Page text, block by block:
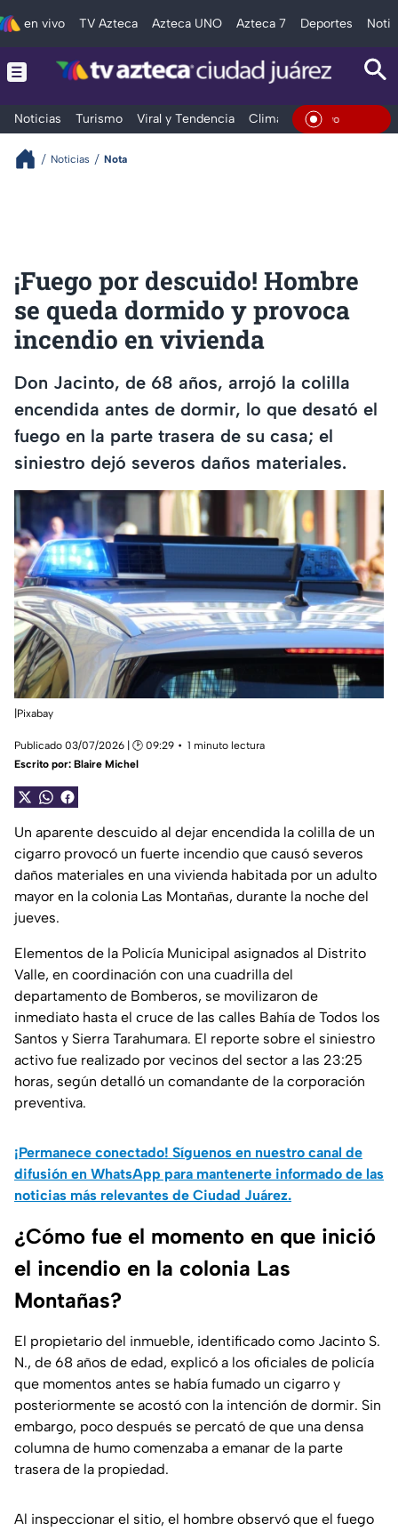
en vivo TV Azteca Azteca UNO Azteca 7 Deportes
Noticias Turismo Viral y Tendencia Clima Deportes En Vivo
Noticias Nota
¡Fuego por descuido! Hombre
se queda dormido y provoca
incendio en vivienda
Don Jacinto, de 68 años, arrojó la colilla
encendida antes de dormir, lo que desató el
fuego en la parte trasera de su casa; el
siniestro dejó severos daños materiales.
|Pixabay
Publicado 03/07/2026 | 🕑 09:29
1 minuto lectura
Escrito por: Blaire Michel
Un aparente descuido al dejar encendida la colilla de un
cigarro provocó un fuerte incendio que causó severos
daños materiales en una vivienda habitada por un adulto
mayor en la colonia Las Montañas, durante la noche del
jueves.
Elementos de la Policía Municipal asignados al Distrito
Valle, en coordinación con una cuadrilla del
departamento de Bomberos, se movilizaron de
inmediato hasta el cruce de las calles Bahía de Todos los
Santos y Sierra Tarahumara. El reporte sobre el siniestro
activo fue realizado por vecinos del sector a las 23:25
horas, según detalló un comandante de la corporación
preventiva.
¡Permanece conectado! Síguenos en nuestro canal de
difusión en WhatsApp para mantenerte informado de las
noticias más relevantes de Ciudad Juárez.
¿Cómo fue el momento en que inició
el incendio en la colonia Las
Montañas?
El propietario del inmueble, identificado como Jacinto S.
N., de 68 años de edad, explicó a los oficiales de policía
que momentos antes se había fumado un cigarro y
posteriormente se acostó con la intención de dormir. Sin
embargo, poco después se percató de que una densa
columna de humo comenzaba a emanar de la parte
trasera de la propiedad.
Al inspeccionar el sitio, el hombre observó que el fuego